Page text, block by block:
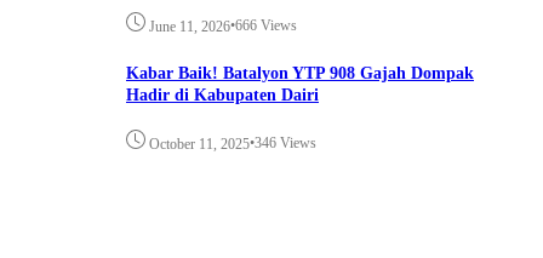
June 11, 2026•666 Views
Kabar Baik! Batalyon YTP 908 Gajah Dompak
Hadir di Kabupaten Dairi
October 11, 2025•346 Views